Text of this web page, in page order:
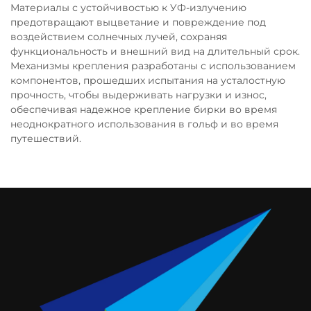
Материалы с устойчивостью к УФ-излучению
предотвращают выцветание и повреждение под
воздействием солнечных лучей, сохраняя
функциональность и внешний вид на длительный срок.
Механизмы крепления разработаны с использованием
компонентов, прошедших испытания на усталостную
прочность, чтобы выдерживать нагрузки и износ,
обеспечивая надежное крепление бирки во время
неоднократного использования в гольф и во время
путешествий.